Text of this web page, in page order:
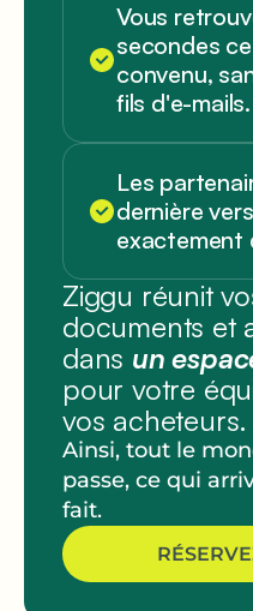
Vous
secondes
convenu,
fils d'e-mails.
Les
dernière
exactement
Ziggu réunit
documents et
dans un
pour votre
vos acheteurs.
Ainsi, tout le
passe, ce qui
fait.